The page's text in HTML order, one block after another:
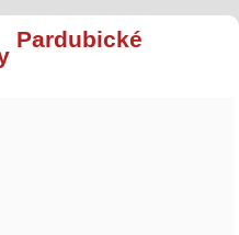
Pardubické